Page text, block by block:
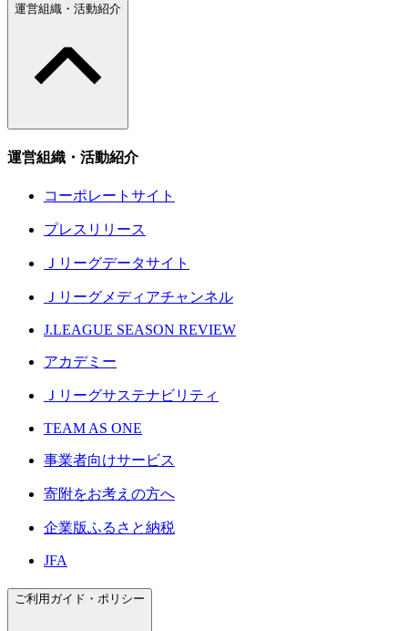
運営組織・活動紹介
運営組織・活動紹介
コーポレートサイト
プレスリリース
Ｊリーグデータサイト
Ｊリーグメディアチャンネル
J.LEAGUE SEASON REVIEW
アカデミー
Ｊリーグサステナビリティ
TEAM AS ONE
事業者向けサービス
寄附をお考えの方へ
企業版ふるさと納税
JFA
ご利用ガイド・ポリシー